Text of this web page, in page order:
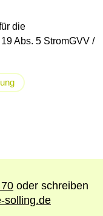
die
Abs. 5 StromGVV /
oder schreiben
solling.de